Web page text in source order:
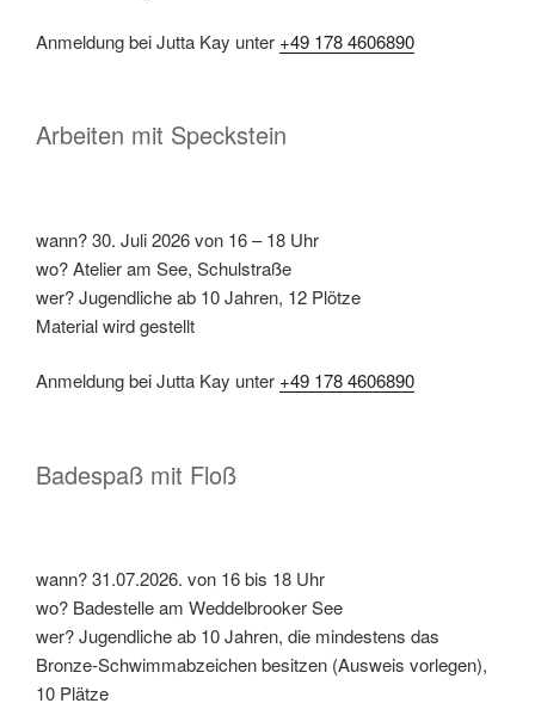
Anmeldung bei Jutta Kay unter +49 178 4606890
Arbeiten mit Speckstein
wann? 30. Juli 2026 von 16 – 18 Uhr
wo? Atelier am See, Schulstraße
wer? Jugendliche ab 10 Jahren, 12 Plötze
Material wird gestellt
Anmeldung bei Jutta Kay unter +49 178 4606890
Badespaß mit Floß
wann? 31.07.2026. von 16 bis 18 Uhr
wo? Badestelle am Weddelbrooker See
wer? Jugendliche ab 10 Jahren, die mindestens das
Bronze-Schwimmabzeichen besitzen (Ausweis vorlegen),
10 Plätze